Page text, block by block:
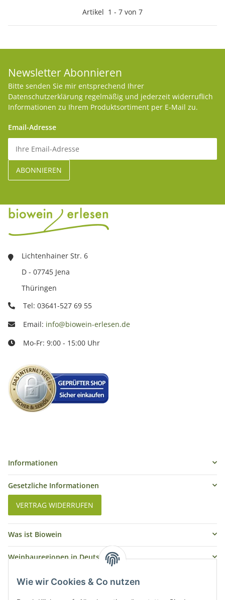
Wie wir Cookies & Co nutzen
Artikel 1 - 7 von 7
Newsletter Abonnieren
Bitte senden Sie mir entsprechend Ihrer
Datenschutzerklärung regelmäßig und jederzeit widerruflich
Informationen zu Ihrem Produktsortiment per E-Mail zu.
Email-Adresse
Lichtenhainer Str. 6
D - 07745 Jena
Thüringen
Tel: 03641-527 69 55
Email: info@biowein-erlesen.de
Mo-Fr: 9:00 - 15:00 Uhr
Informationen
Gesetzliche Informationen
VERTRAG WIDERRUFEN
Was ist Biowein
Weinbauregionen in Deutschland
Weinbauregionen und Weinbaugebiete in Österreich